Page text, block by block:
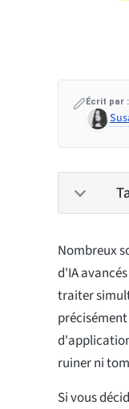
Écrit par :
Nombreux
d'IA
traiter
ruiner ni
Si vous